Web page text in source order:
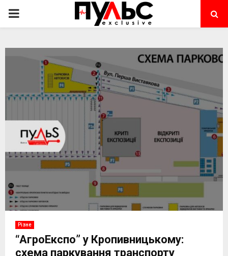
PRIMARY
Різне
“AгpоЕкспо” у Кропивницькому:
схема паркування транспорту